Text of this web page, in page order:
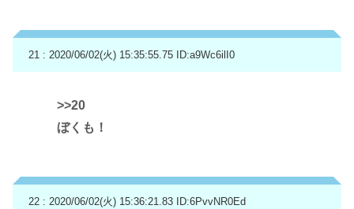
21 : 2020/06/02(火) 15:35:55.75 ID:a9Wc6ilI0
>>20
ぼくも！
22 : 2020/06/02(火) 15:36:21.83 ID:6PvvNR0Ed